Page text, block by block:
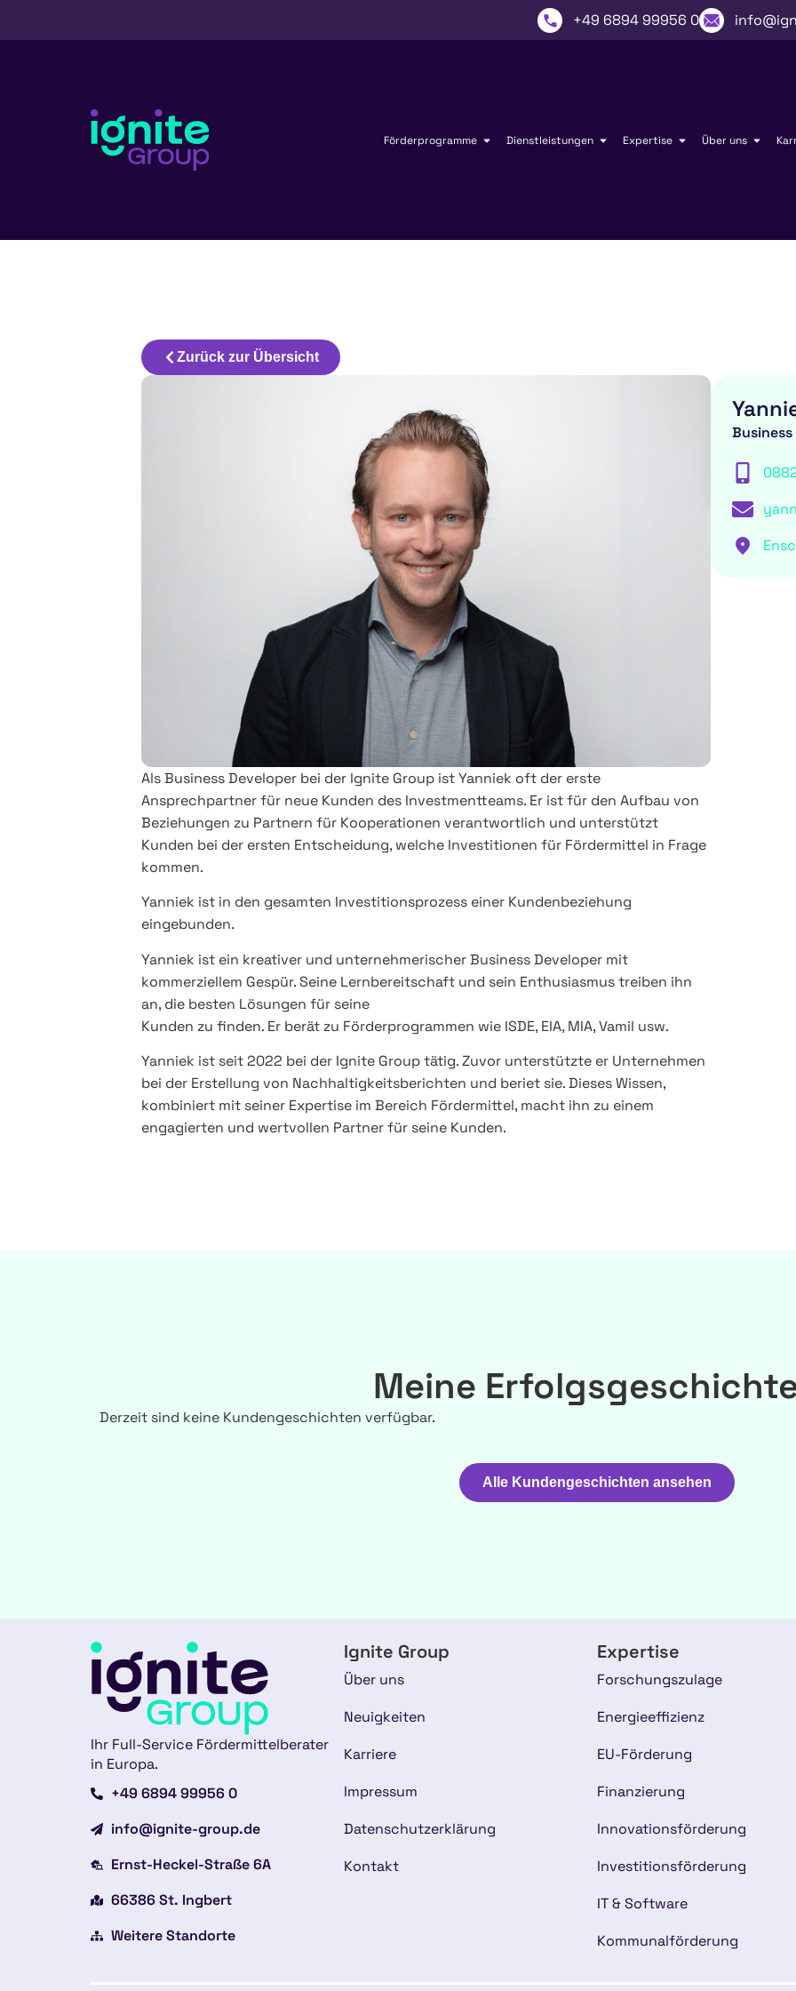
+49 6894 99956 0
Förderprogramme Dienstleistungen Expertise Über uns
Zurück zur Übersicht
Als Business Developer bei der Ignite Group ist Yanniek oft der erste
Ansprechpartner für neue Kunden des Investmentteams. Er ist für den Aufbau von
Beziehungen zu Partnern für Kooperationen verantwortlich und unterstützt
Kunden bei der ersten Entscheidung, welche Investitionen für Fördermittel in Frage
kommen.
Yanniek ist in den gesamten Investitionsprozess einer Kundenbeziehung
eingebunden.
Yanniek ist ein kreativer und unternehmerischer Business Developer mit
kommerziellem Gespür. Seine Lernbereitschaft und sein Enthusiasmus treiben ihn
an, die besten Lösungen für seine
Kunden zu finden. Er berät zu Förderprogrammen wie ISDE, EIA, MIA, Vamil usw.
Yanniek ist seit 2022 bei der Ignite Group tätig. Zuvor unterstützte er Unternehmen
bei der Erstellung von Nachhaltigkeitsberichten und beriet sie. Dieses Wissen,
kombiniert mit seiner Expertise im Bereich Fördermittel, macht ihn zu einem
engagierten und wertvollen Partner für seine Kunden.
Meine
Derzeit sind keine Kundengeschichten verfügbar.
Alle Kundengeschichten ansehen
Ihr Full-Service Fördermittelberater
in Europa.
+49 6894 99956 0
info@ignite-group.de
Ernst-Heckel-Straße 6A
66386 St. Ingbert
Weitere Standorte
Ignite Group
Über uns
Neuigkeiten
Karriere
Impressum
Datenschutzerklärung
Kontakt
Expertise
Forschungszulage
Energieeffizienz
EU-Förderung
Finanzierung
Innovationsförderung
Investitionsförderung
IT & Software
Kommunalförderung